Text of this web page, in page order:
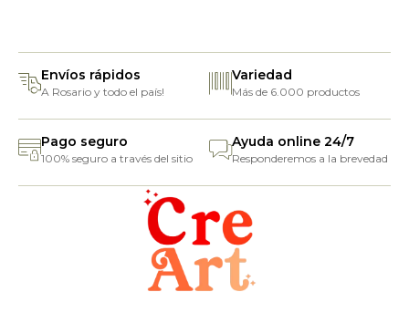
Envíos rápidos
A Rosario y todo el país!
Variedad
Más de 6.000 productos
Pago seguro
100% seguro a través del sitio
Ayuda online 24/7
Responderemos a la brevedad